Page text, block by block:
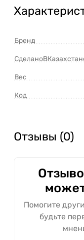
Бренд
Вес
Код
Отзывы (0)
Помогите
будьте